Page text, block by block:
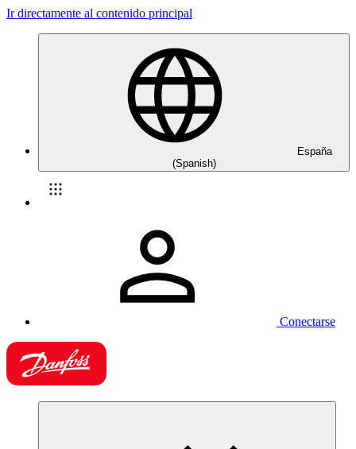
Ir directamente al contenido principal
España
(Spanish)
Conectarse